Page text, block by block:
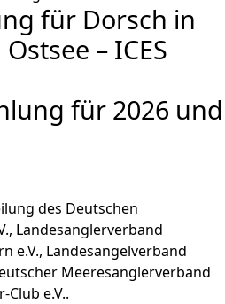
für Dorsch in
– ICES
für 2026 und
des Deutschen
Landesanglerverband
e.V., Landesangelverband
Meeresanglerverband
Club e.V..